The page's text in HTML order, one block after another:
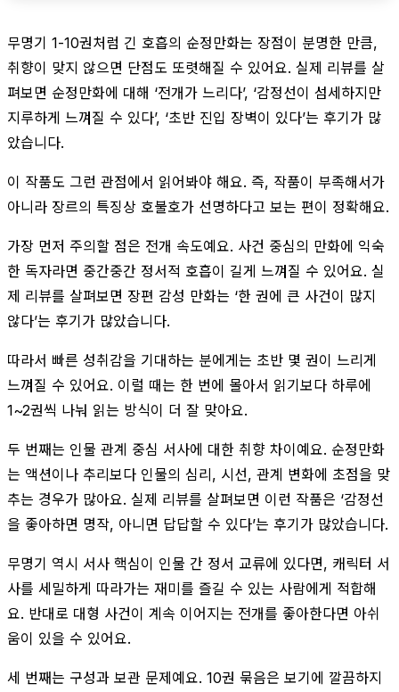
무명기 1-10권처럼 긴 호흡의 순정만화는 장점이 분명한 만큼,
취향이 맞지 않으면 단점도 또렷해질 수 있어요. 실제 리뷰를 살
펴보면 순정만화에 대해 ‘전개가 느리다’, ‘감정선이 섬세하지만
지루하게 느껴질 수 있다’, ‘초반 진입 장벽이 있다’는 후기가 많
았습니다.
이 작품도 그런 관점에서 읽어봐야 해요. 즉, 작품이 부족해서가
아니라 장르의 특징상 호불호가 선명하다고 보는 편이 정확해요.
가장 먼저 주의할 점은 전개 속도예요. 사건 중심의 만화에 익숙
한 독자라면 중간중간 정서적 호흡이 길게 느껴질 수 있어요. 실
제 리뷰를 살펴보면 장편 감성 만화는 ‘한 권에 큰 사건이 많지
않다’는 후기가 많았습니다.
따라서 빠른 성취감을 기대하는 분에게는 초반 몇 권이 느리게
느껴질 수 있어요. 이럴 때는 한 번에 몰아서 읽기보다 하루에
1~2권씩 나눠 읽는 방식이 더 잘 맞아요.
두 번째는 인물 관계 중심 서사에 대한 취향 차이예요. 순정만화
는 액션이나 추리보다 인물의 심리, 시선, 관계 변화에 초점을 맞
추는 경우가 많아요. 실제 리뷰를 살펴보면 이런 작품은 ‘감정선
을 좋아하면 명작, 아니면 답답할 수 있다’는 후기가 많았습니다.
무명기 역시 서사 핵심이 인물 간 정서 교류에 있다면, 캐릭터 서
사를 세밀하게 따라가는 재미를 즐길 수 있는 사람에게 적합해
요. 반대로 대형 사건이 계속 이어지는 전개를 좋아한다면 아쉬
움이 있을 수 있어요.
세 번째는 구성과 보관 문제예요. 10권 묶음은 보기에 깔끔하지